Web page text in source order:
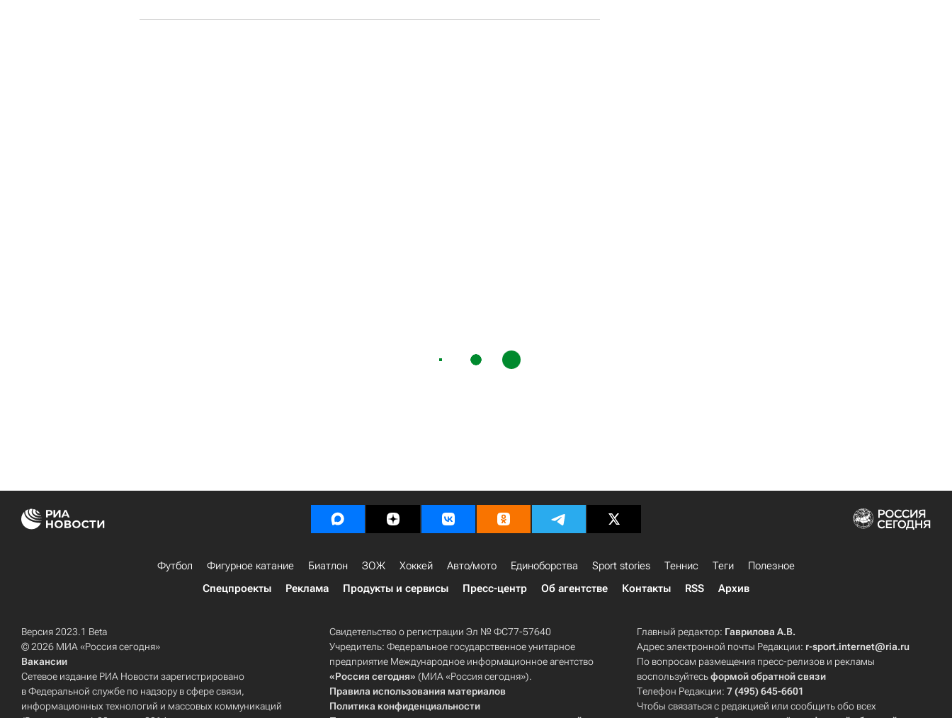
Футбол Фигурное катание Биатлон ЗОЖ Хоккей Авто/мото Единоборства Sport stories Теннис Теги
Полезное
Спецпроекты
Реклама Продукты и сервисы Пресс-центр Об агентстве Контакты RSS Архив
Версия 2023.1 Beta
© 2026 МИА «Россия сегодня»
Вакансии
Сетевое издание РИА Новости зарегистрировано
в Федеральной службе по надзору в сфере связи,
информационных технологий и массовых коммуникаций
Свидетельство о регистрации Эл № ФС77-57640
Учредитель: Федеральное государственное унитарное
предприятие Международное информационное агентство
«Россия сегодня» (МИА «Россия сегодня»).
Правила использования материалов
Политика конфиденциальности
Главный редактор: Гаврилова А.В.
Адрес электронной почты Редакции: r-sport.internet@ria.ru
По вопросам размещения пресс-релизов и рекламы
воспользуйтесьформой обратной связи
Телефон Редакции:7 (495) 645-6601
Чтобы связаться с редакцией или сообщить обо всех